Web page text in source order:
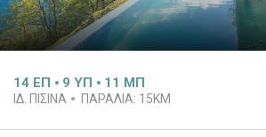
14 ΕΠ 9 ΥΠ 11 ΜΠ
ΙΔ. ΠΙΣΊΝΑ ΠΑΡΑΛΊΑ: 15KM